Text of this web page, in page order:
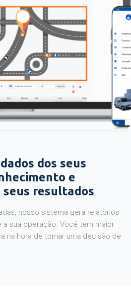
dos seus
e
resultados
nosso sistema gera relatórios
a sua operação. Você tem maior
na hora de tomar uma decisão de